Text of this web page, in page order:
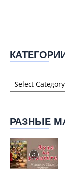
Категории
сайта
РАЗНЫЕ